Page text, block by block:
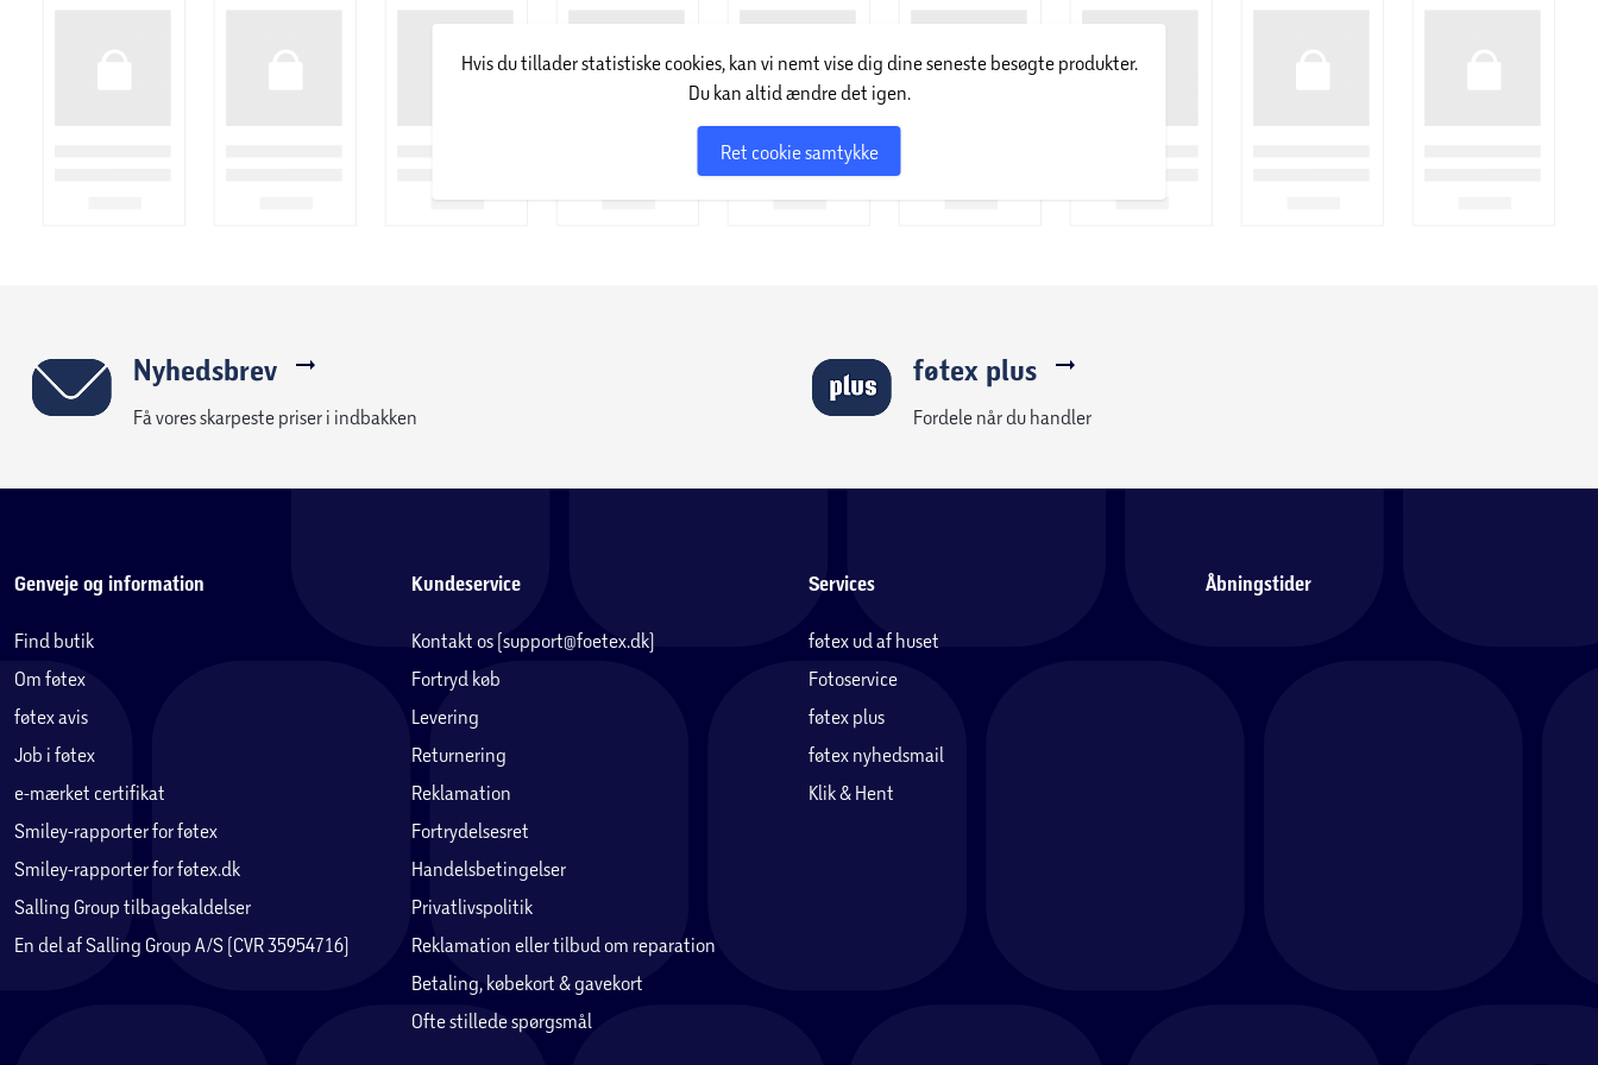
Hvis du tillader statistiske cookies, kan vi nemt vise dig dine seneste besøgte produkter.
Du kan altid ændre det igen.
Ret cookie samtykke
Nyhedsbrev
Få vores skarpeste priser i indbakken
føtex plus
Fordele når du handler
Genveje og information
Find butik
Om føtex
føtex avis
Job i føtex
e-mærket certifikat
Smiley-rapporter for føtex
Smiley-rapporter for føtex.dk
Salling Group tilbagekaldelser
En del af Salling Group A/S (CVR 35954716)
Kundeservice
Kontakt os (support@foetex.dk)
Fortryd køb
Levering
Returnering
Reklamation
Fortrydelsesret
Handelsbetingelser
Privatlivspolitik
Reklamation eller tilbud om reparation
Betaling, købekort & gavekort
Ofte stillede spørgsmål
Services
føtex ud af huset
Fotoservice
føtex plus
føtex nyhedsmail
Klik & Hent
Åbningstider